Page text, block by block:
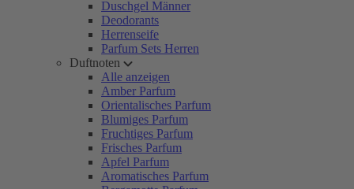
Duschgel Männer
Deodorants
Herrenseife
Parfum Sets Herren
Duftnoten
Alle anzeigen
Amber Parfum
Orientalisches Parfum
Blumiges Parfum
Fruchtiges Parfum
Frisches Parfum
Apfel Parfum
Aromatisches Parfum